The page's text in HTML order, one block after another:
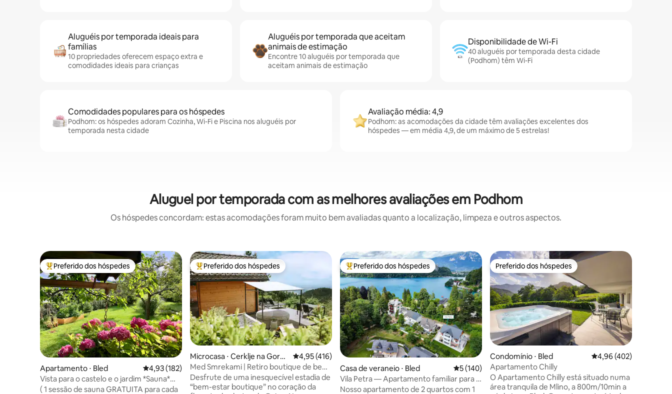
Aluguéis por temporada ideais para
famílias
10 propriedades oferecem espaço extra e
comodidades ideais para crianças
Aluguéis por temporada que aceitam
animais de estimação
Encontre 10 aluguéis por temporada que
aceitam animais de estimação
Disponibilidade de Wi-Fi
40 aluguéis por temporada desta cidade
(Podhom) têm Wi-Fi
Comodidades populares para os hóspedes
Podhom: os hóspedes adoram Cozinha, Wi-Fi e Piscina nos aluguéis por
temporada nesta cidade
Avaliação média: 4,9
Podhom: as acomodações da cidade têm avaliações excelentes dos
hóspedes — em média 4,9, de um máximo de 5 estrelas!
Aluguel por temporada com as melhores avaliações em Podhom
Os hóspedes concordam: estas acomodações foram muito bem avaliadas quanto a localização, limpeza e outros aspectos.
Entre os melhores preferidos dos hóspedes
Preferido dos hóspedes
Apartamento ⋅ Bled 4,93 de uma avaliação média de 5, 182 avaliações
4,93 (182)
Vista para o castelo e o jardim *Sauna*
Estúdio de ioga* Jardim1
( 1 sessão de sauna GRATUITA para cada
Entre os melhores preferidos dos hóspedes
Preferido dos hóspedes
Microcasa ⋅ Cerklje na Goren
jskem
4,95 de uma avaliação média de 5, 416 avaliações
4,95 (416)
Med Smrekami | Retiro boutique de bem-
estar e SPA
Desfrute de uma inesquecível estadia de
“bem-estar boutique” no coração da
Entre os melhores preferidos dos hóspedes
Preferido dos hóspedes
Casa de veraneio ⋅ Bled 5 de uma avaliação média de 5, 140 avaliações
5 (140)
Vila Petra — Apartamento familiar para 4
no Lago Bled
Nosso apartamento de 2 quartos com 1
Preferido dos hóspedes
Preferido dos hóspedes
Condomínio ⋅ Bled 4,96 de uma avaliação
4,96 (402)
Apartamento Chilly
O Apartamento Chilly está situado numa
área tranquila de Mlino, a 800m/10min a